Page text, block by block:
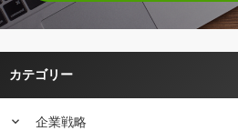
カテゴリー
keyboard_arrow_down 企業戦略